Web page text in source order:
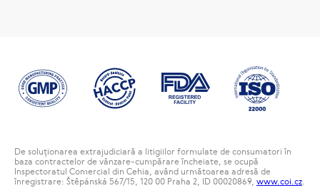
De soluționarea extrajudiciară a litigiilor formulate de consumatori în
baza contractelor de vânzare-cumpărare încheiate, se ocupă
Inspectoratul Comercial din Cehia, având următoarea adresă de
înregistrare: Štěpánská 567/15, 120 00 Praha 2, ID 00020869, www.coi.cz.